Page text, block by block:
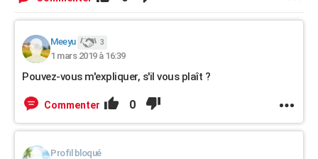
Meeyu 3
1 mars 2019 à 16:39
Pouvez-vous m'expliquer, s'il vous plaît ?
Commenter 0
Profil bloqué